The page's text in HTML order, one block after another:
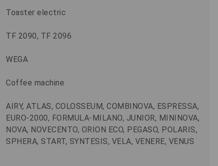
Toaster electric
TF 2090, TF 2096
WEGA
Coffee machine
AIRY, ATLAS, COLOSSEUM, COMBINOVA, ESPRESSA,
EURO-2000, FORMULA-MILANO, JUNIOR, MININOVA,
NOVA, NOVECENTO, ORION ECO, PEGASO, POLARIS,
SPHERA, START, SYNTESIS, VELA, VENERE, VENUS